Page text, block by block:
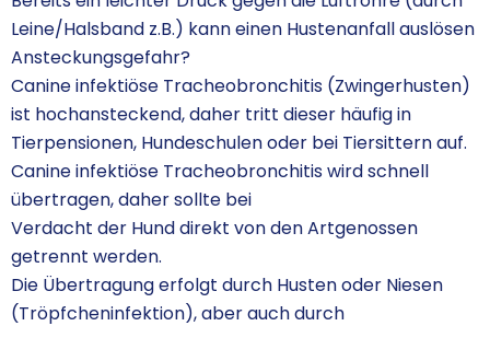
Leine/Halsband z.B.) kann einen Hustenanfall auslösen
Ansteckungsgefahr?
Canine infektiöse Tracheobronchitis (Zwingerhusten)
ist hochansteckend, daher tritt dieser häufig in
Tierpensionen, Hundeschulen oder bei Tiersittern auf.
Canine infektiöse Tracheobronchitis wird schnell
übertragen, daher sollte bei
Verdacht der Hund direkt von den Artgenossen
getrennt werden.
Die Übertragung erfolgt durch Husten oder Niesen
(Tröpfcheninfektion), aber auch durch